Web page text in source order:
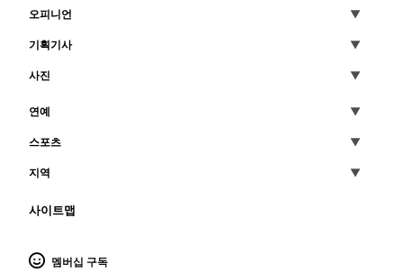
오피니언
기획기사
사진
연예
스포츠
지역
사이트맵
멤버십 구독